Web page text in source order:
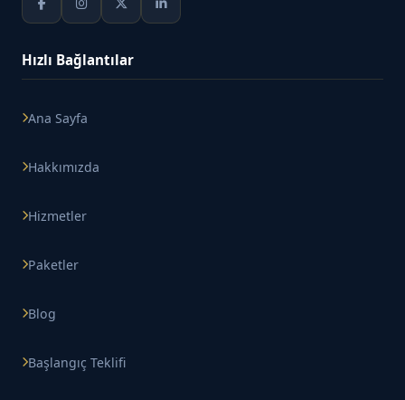
Hızlı Bağlantılar
Ana Sayfa
Hakkımızda
Hizmetler
Paketler
Blog
Başlangıç Teklifi